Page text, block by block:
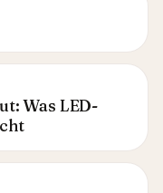
Was LED-